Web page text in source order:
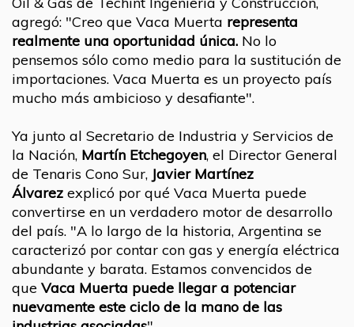
agregó: "Creo que Vaca Muerta representa
realmente una oportunidad única. No lo
pensemos sólo como medio para la sustitución de
importaciones. Vaca Muerta es un proyecto país
mucho más ambicioso y desafiante".
Ya junto al Secretario de Industria y Servicios de
la Nación, Martín Etchegoyen, el Director General
de Tenaris Cono Sur, Javier Martínez
Álvarez explicó por qué Vaca Muerta puede
convertirse en un verdadero motor de desarrollo
del país. "A lo largo de la historia, Argentina se
caracterizó por contar con gas y energía eléctrica
abundante y barata. Estamos convencidos de
que Vaca Muerta puede llegar a potenciar
nuevamente este ciclo de la mano de las